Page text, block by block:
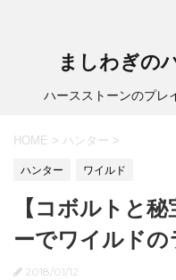
ましわぎの
ハースストーンのプレ
HOME > ハンター >
ハンター ワイルド
【コボルトと
ーでワイルドの
2018/01/12